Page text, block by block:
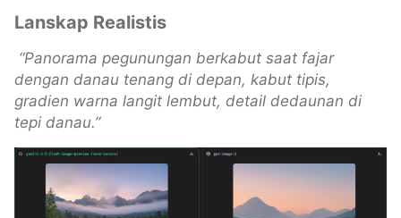
Lanskap Realistis
“Panorama pegunungan berkabut saat fajar
dengan danau tenang di depan, kabut tipis,
gradien warna langit lembut, detail dedaunan di
tepi danau.”